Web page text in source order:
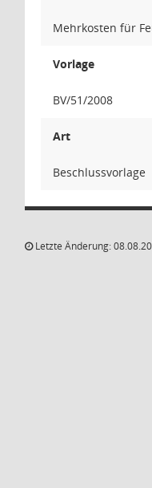
Mehrkosten für
Vorlage
BV/51/2008
Art
Beschlussvorlage
Letzte Änderung: